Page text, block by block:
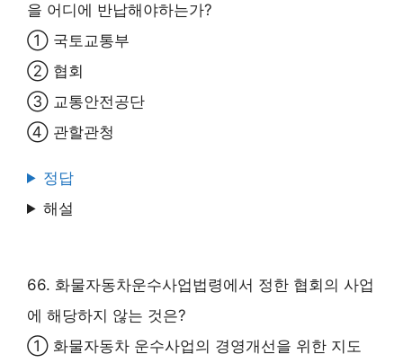
을 어디에 반납해야하는가?
① 국토교통부
② 협회
③ 교통안전공단
④ 관할관청
정답
해설
66. 화물자동차운수사업법령에서 정한 협회의 사업
에 해당하지 않는 것은?
① 화물자동차 운수사업의 경영개선을 위한 지도